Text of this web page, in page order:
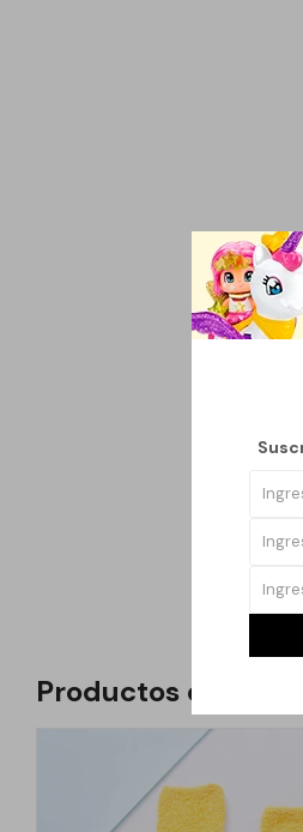
Productos que te